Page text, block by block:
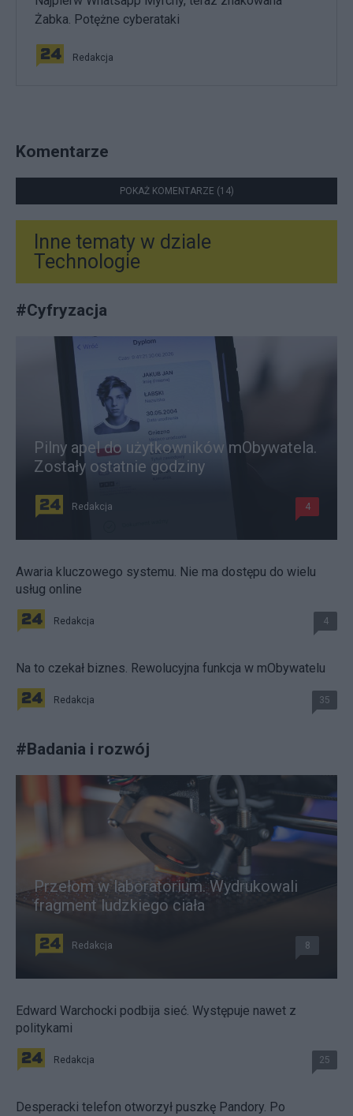
Żabka. Potężne cyberataki
Redakcja
Komentarze
POKAŻ KOMENTARZE (14)
Inne tematy w dziale
Technologie
#Cyfryzacja
Pilny apel do użytkowników mObywatela.
Zostały ostatnie godziny
Redakcja 4
Awaria kluczowego systemu. Nie ma dostępu do wielu
usług online
Redakcja 4
Na to czekał biznes. Rewolucyjna funkcja w mObywatelu
Redakcja 35
#Badania i rozwój
Przełom w laboratorium. Wydrukowali
fragment ludzkiego ciała
Redakcja 8
Edward Warchocki podbija sieć. Występuje nawet z
politykami
Redakcja 25
Desperacki telefon otworzył puszkę Pandory. Po